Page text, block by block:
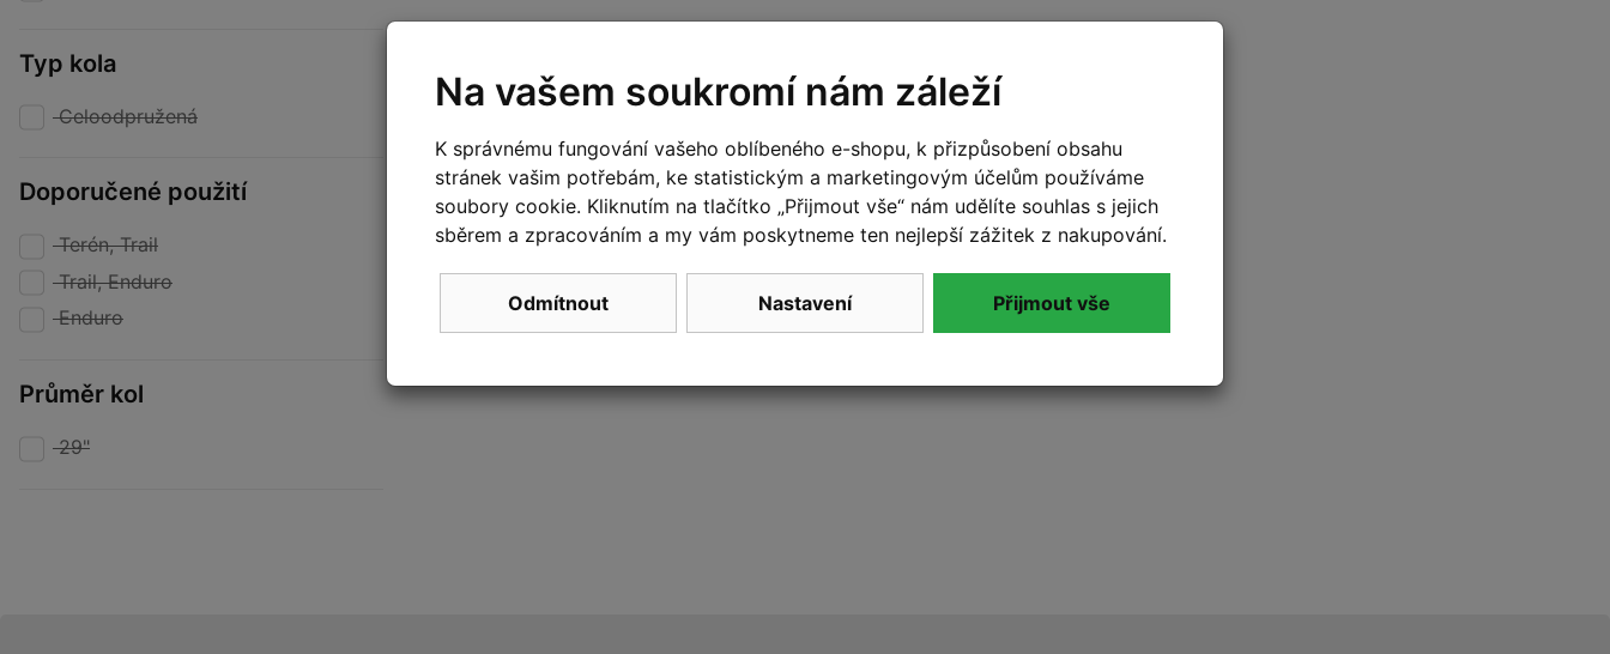
Typ kola
Celoodpružená
Doporučené použití
Terén, Trail
Trail, Enduro
Enduro
Průměr kol
29"
Na vašem soukromí nám záleží
K správnému fungování vašeho oblíbeného e-shopu, k přizpůsobení obsahu
stránek vašim potřebám, ke statistickým a marketingovým účelům používáme
soubory cookie. Kliknutím na tlačítko „Přijmout vše“ nám udělíte souhlas s jejich
sběrem a zpracováním a my vám poskytneme ten nejlepší zážitek z nakupování.
Odmítnout Nastavení Přijmout vše